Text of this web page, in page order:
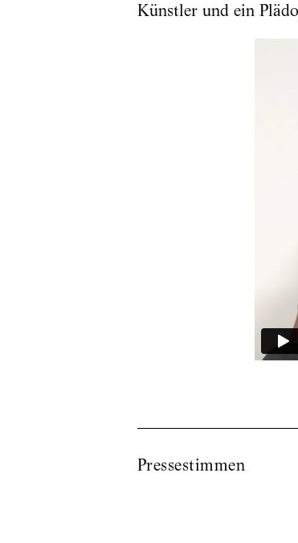
Künstler und ein
Pressestimmen